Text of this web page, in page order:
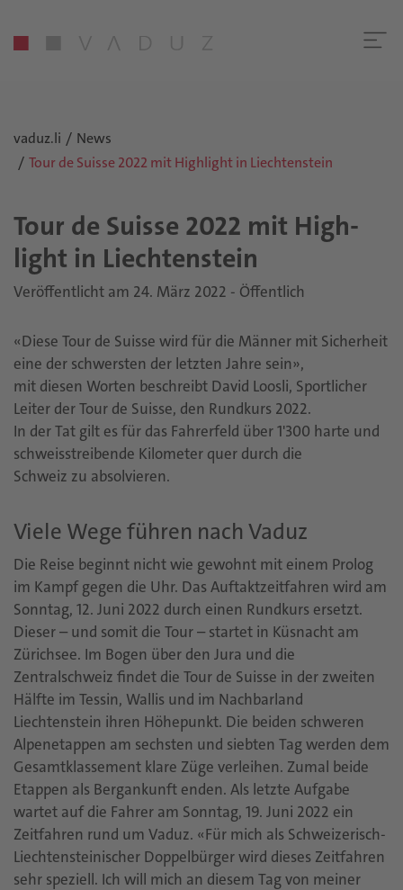
vaduz.li
News
Tour de Suisse 2022 mit Highlight in Liechtenstein
Tour de Su­is­se 2022 mit High­
light in Liech­ten­stein
Veröffentlicht am 24. März 2022 - Öffentlich
«Diese Tour de Suisse wird für die Männer mit Sicherheit
eine der schwersten der letzten Jahre sein»,
mit diesen Worten beschreibt David Loosli, Sportlicher
Leiter der Tour de Suisse, den Rundkurs 2022.
In der Tat gilt es für das Fahrerfeld über 1'300 harte und
schweisstreibende Kilometer quer durch die
Schweiz zu absolvieren.
Viele Wege führen nach Vaduz
Die Reise beginnt nicht wie gewohnt mit einem Prolog
im Kampf gegen die Uhr. Das Auftaktzeitfahren wird am
Sonntag, 12. Juni 2022 durch einen Rundkurs ersetzt.
Dieser – und somit die Tour – startet in Küsnacht am
Zürichsee. Im Bogen über den Jura und die
Zentralschweiz findet die Tour de Suisse in der zweiten
Hälfte im Tessin, Wallis und im Nachbarland
Liechtenstein ihren Höhepunkt. Die beiden schweren
Alpenetappen am sechsten und siebten Tag werden dem
Gesamtklassement klare Züge verleihen. Zumal beide
Etappen als Bergankunft enden. Als letzte Aufgabe
wartet auf die Fahrer am Sonntag, 19. Juni 2022 ein
Zeitfahren rund um Vaduz. «Für mich als Schweizerisch-
Liechtensteinischer Doppelbürger wird dieses Zeitfahren
sehr speziell. Ich will mich an diesem Tag von meiner